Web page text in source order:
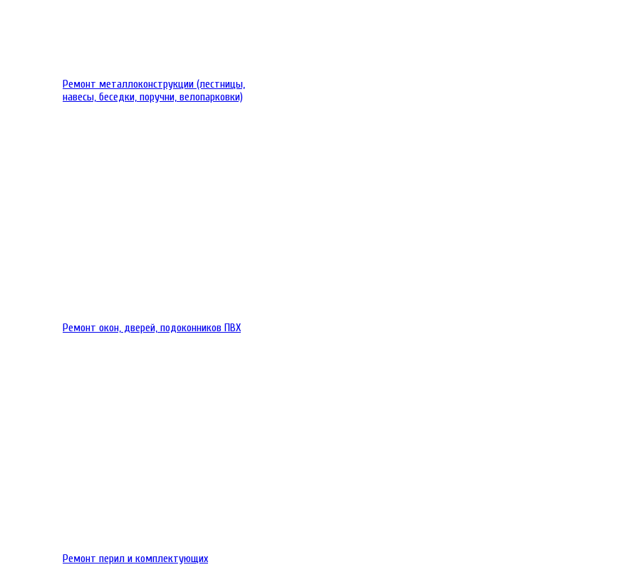
Ремонт металлоконструкции (лестницы,
навесы, беседки, поручни, велопарковки)
Ремонт окон, дверей, подоконников ПВХ
Ремонт перил и комплектующих